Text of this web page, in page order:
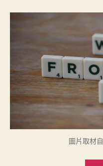
圖片取材自